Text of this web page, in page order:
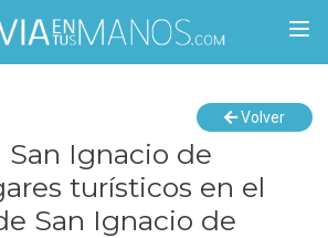
Volver
Ignacio de
turísticos en el
San Ignacio de